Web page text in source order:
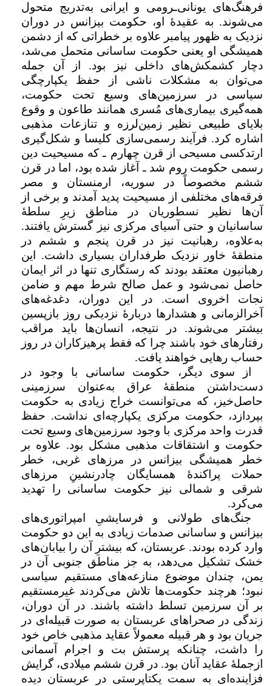
فرهنگ‌های یونانی‌ـرومی و ایرانی به‌تدریج متحول
می‌شوند. به عقیدۀ او، حکومت بیزانس در دوران
نزدیک به ظهور پیامبر علاوه بر خطراتی که از دشمن
همیشگی او یعنی حکومت ساسانی متحمل می‌شد،
دچار کشمکش‌های داخلی نیز بود. از آن جمله
می‌توان به مشکلات ناشی از حفظ یکپارچگی
سیاسی در سرزمین‌های وسیع تحت حکومت،
همه‌گیری بیماری‌های مُسری همانند طاعون و وقوع
بلایای طبیعی نظیر زمین‌لرزه و تنازعات مذهبی
اشاره کرد. فرآیند رسمی‌سازی کلیسا و شکل‌گیری
ارتدکسی مسیحی از قرن چهارم ـ که مسیحیت دین
رسمی حکومت روم شد ـ آغاز شده بود، اما در قرن
ششم مخصوصاً در سوریه، ارمنستان و مصر
فرقه‌های مختلفی از مسیحیت پدید آمدند و برخی از
آن‌ها نظیر نسطوریان در مناطق زیرِ سلطۀ
ساسانیان و حتی آسیای مرکزی نیز گسترش یافتند.
به‌علاوه، رهبانیت نیز در قرن پنجم و ششم در
منطقۀ خاور نزدیک طرفداران بسیاری داشت. این
رهبانیون معتقد بودند که رستگاری تنها در اثر ایمان
حاصل نمی‌شود و عمل صالح شرط مهم و ضامن
نجات اخروی است. در این دوران، دغدغه‌های
آخرالزمانی و هشدارها دربارهٔ نزدیکی روز بازپسین
بیشتر می‌شوند. در نتیجه، انسان‌ها باید مراقب
رفتارهای خود باشند چرا که فقط پرهیزکاران در روز
حساب رهایی خواهند یافت.
از سوی دیگر، حکومت ساسانی با وجود در
دست‌داشتن منطقۀ عراق به‌عنوان سرزمینی
حاصل‌خیز، که می‌توانست خراج زیادی به حکومت
بپردازد، حکومت مرکزی یکپارچه‌ای نداشت. حفظ
قدرت واحد مرکزی با وجود سرزمین‌های وسیع تحت
حکومت و اشتقاقات مذهبی مشکل‌ بود. علاوه بر
خطر همیشگی بیزانس در مرزهای غربی، خطر
حملات پراکندۀ همسایگان چادرنشینِ مرزهای
شرقی و شمالی نیز حکومت ساسانی را تهدید
می‌کرد.
جنگ‌های طولانی و فرسایشیِ امپراتوری‌های
بیزانس و ساسانی صدمات زیادی به این دو حکومت
وارد کرده بودند. عربستان، که بیشترِ آن را بیابان‌های
خشک تشکیل می‌دهد، به جز مناطق جنوبی آن در
یمن، چندان موضوع منازعه‌های مستقیم سیاسی
نبود؛ هرچند حکومت‌ها تلاش می‌کردند غیرمستقیم
بر آن سرزمین تسلط داشته باشند. در آن دوران،
زندگی در صحراهای عربستان به صورت قبیله‌ای در
جریان بود و هر قبیله معمولاً عقاید مذهبی خاص خود
را داشت، چنانکه پرستش بت‌ و اجرام آسمانی
ازجملۀ عقاید آنان بود. در قرن ششم میلادی، گرایش
فزاینده‌ای به سمت یکتاپرستی در عربستان دیده